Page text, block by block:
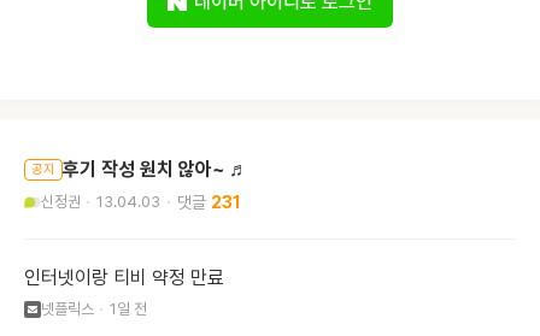
공지 후기 작성 원치 않아~ ♬
신정권 13.04.03 231
인터넷이랑 티비 약정 만료
넷플릭스 1일 전